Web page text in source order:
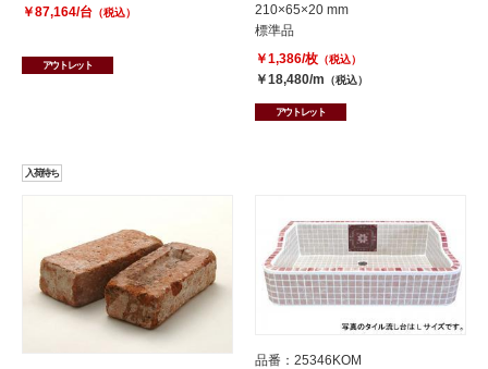
￥87,164/台 （税込）
アウトレット
210×65×20 mm
標準品
￥1,386/枚 （税込）
￥18,480/m （税込）
アウトレット
入荷待ち
品番：25346KOM